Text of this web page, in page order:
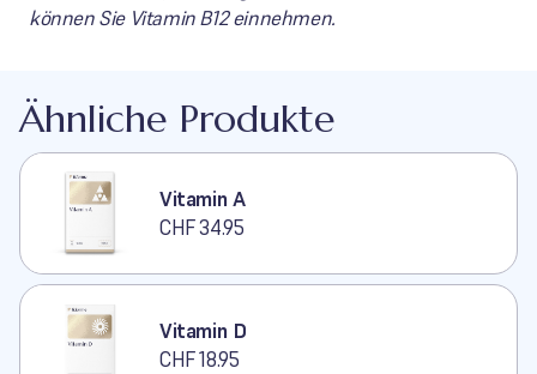
können Sie Vitamin B12 einnehmen.
Ähnliche Produkte
Vitamin A
CHF 34.95
Vitamin D
CHF 18.95